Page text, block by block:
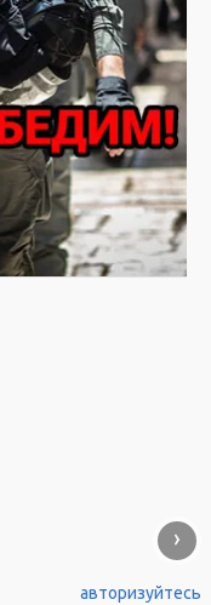
›
авторизуйтесь